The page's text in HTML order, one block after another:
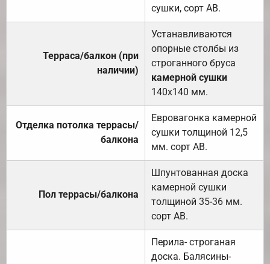
сушки, сорт АВ.
Терраса/балкон (при
наличии)
Устанавливаются
опорные столбы из
строганного бруса
камерной сушки
140х140 мм.
Отделка потолка террасы/
балкона
Евровагонка камерной
сушки толщиной 12,5
мм. сорт АВ.
Пол террасы/балкона
Шпунтованная доска
камерной сушки
толщиной 35-36 мм.
сорт АВ.
Перила- строганая
доска. Балясины-